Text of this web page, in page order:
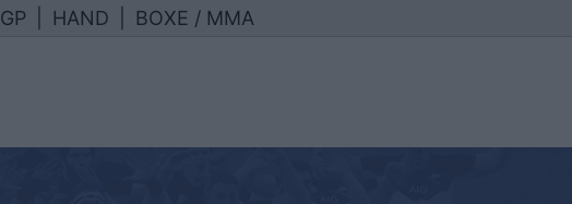
HAND BOXE / MMA